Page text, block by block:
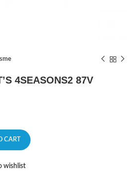
4SEASONS2 87V
CART
wishlist